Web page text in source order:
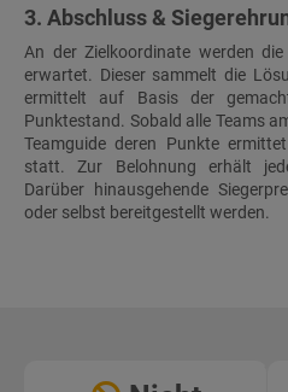
3. Abschluss &
An der Zielkoordinate werden
erwartet. Dieser sammelt die
ermittelt auf Basis der
Punktestand. Sobald alle Teams
Teamguide deren Punkte
statt. Zur Belohnung erhält
Darüber hinausgehende
oder selbst bereitgestellt werden.